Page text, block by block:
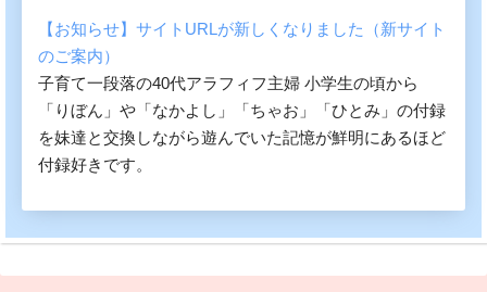
【お知らせ】サイトURLが新しくなりました（新サイト
のご案内）
子育て一段落の40代アラフィフ主婦 小学生の頃から
「りぼん」や「なかよし」「ちゃお」「ひとみ」の付録
を妹達と交換しながら遊んでいた記憶が鮮明にあるほど
付録好きです。